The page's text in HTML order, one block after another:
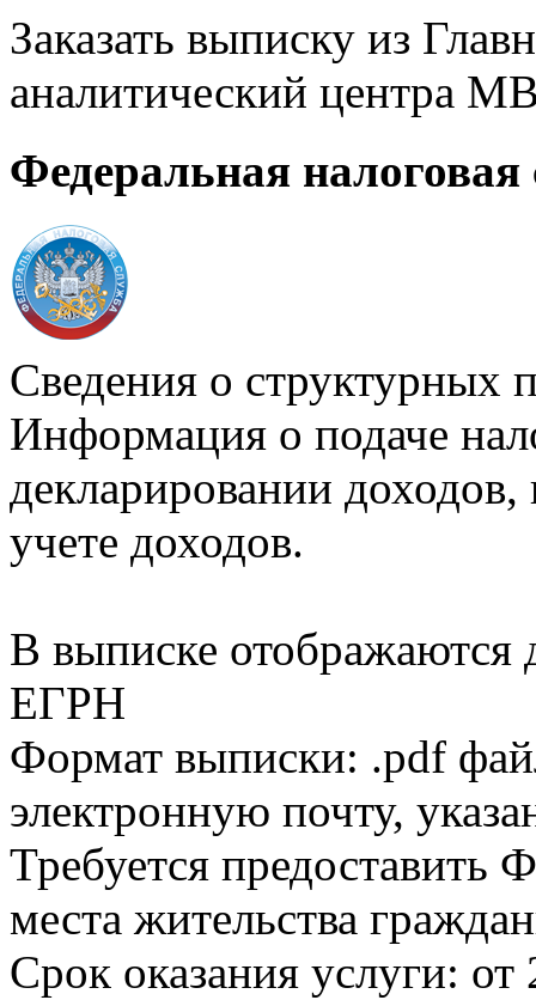
Заказать выписку из
аналитический центра
Федеральная налоговая
Сведения о структурных
Информация о подаче
декларировании доходов,
учете доходов.
В выписке
ЕГРН
Формат выписки: .pdf
электронную почту,
Требуется
места жительства
Срок оказания услуги: от